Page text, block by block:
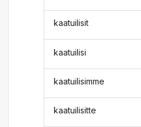
kaatuilisit
kaatuilisi
kaatuilisimme
kaatuilisitte